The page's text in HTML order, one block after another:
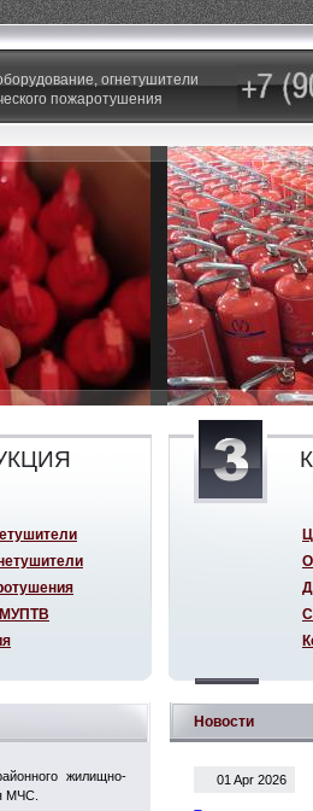
жилищно-
МЧС.
Новости
01 Apr 2026
огнетушители
пожаротушения